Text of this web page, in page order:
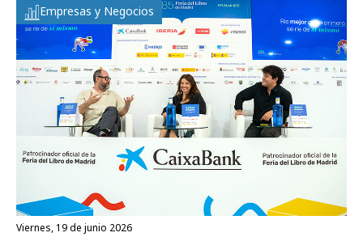
Empresas y Negocios
viernes, 19 de junio 2026